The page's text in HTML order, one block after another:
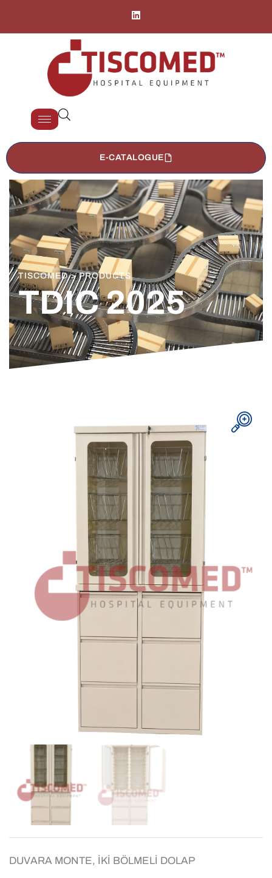
E-CATALOGUE
TISCOMED > PRODUCTS
TDIC 2025
DUVARA MONTE, İKİ BÖLMELİ DOLAP